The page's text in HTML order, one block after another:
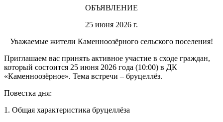
ОБЪЯВЛЕНИЕ
25 июня 2026 г.
Уважаемые жители Каменноозёрного сельского поселения!
Приглашаем вас принять активное участие в сходе граждан,
который состоится 25 июня 2026 года (10:00) в ДК
«Каменноозёрное». Тема встречи – бруцеллёз.
Повестка дня:
1. Общая характеристика бруцеллёза